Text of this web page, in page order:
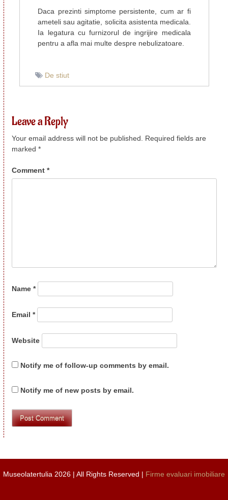
Daca prezinti simptome persistente, cum ar fi
ameteli sau agitatie, solicita asistenta medicala.
Ia legatura cu furnizorul de ingrijire medicala
pentru a afla mai multe despre nebulizatoare.
De stiut
Leave a Reply
Your email address will not be published.
Required fields are
marked*
Comment*
Name*
Email*
Website
Notify me of follow-up comments by email.
Notify me of new posts by email.
Museolatertulia 2026 | All Rights Reserved | Firme evaluari imobiliare